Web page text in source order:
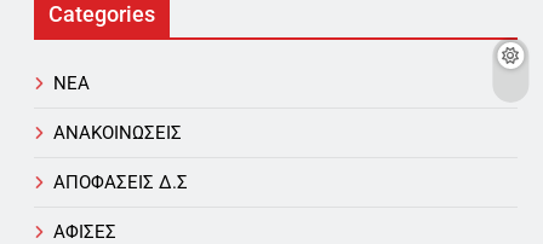
Categories
NEA
ΑΝΑΚΟΙΝΩΣΕΙΣ
ΑΠΟΦΑΣΕΙΣ Δ.Σ
ΑΦΙΣΕΣ